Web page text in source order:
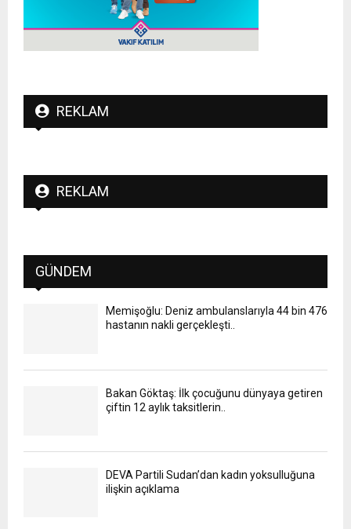
REKLAM
REKLAM
GÜNDEM
Memişoğlu: Deniz ambulanslarıyla 44 bin 476
hastanın nakli gerçekleşti..
Bakan Göktaş: İlk çocuğunu dünyaya getiren
çiftin 12 aylık taksitlerin..
DEVA Partili Sudan’dan kadın yoksulluğuna
ilişkin açıklama